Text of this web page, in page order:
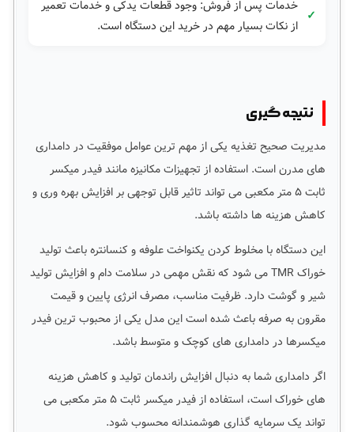
خدمات پس از فروش: وجود قطعات یدکی و خدمات تعمیر
از نکات بسیار مهم در خرید این دستگاه است.
نتیجه گیری
مدیریت صحیح تغذیه یکی از مهم ترین عوامل موفقیت در دامداری
های مدرن است. استفاده از تجهیزات مکانیزه مانند فیدر میکسر
ثابت ۵ متر مکعبی می تواند تاثیر قابل توجهی بر افزایش بهره وری و
کاهش هزینه ها داشته باشد.
این دستگاه با مخلوط کردن یکنواخت علوفه و کنسانتره باعث تولید
خوراک TMR می شود که نقش مهمی در سلامت دام و افزایش تولید
شیر و گوشت دارد. ظرفیت مناسب، مصرف انرژی پایین و قیمت
مقرون به صرفه باعث شده است این مدل یکی از محبوب ترین فیدر
میکسرها در دامداری های کوچک و متوسط باشد.
اگر دامداری شما به دنبال افزایش راندمان تولید و کاهش هزینه
های خوراک است، استفاده از فیدر میکسر ثابت ۵ متر مکعبی می
تواند یک سرمایه گذاری هوشمندانه محسوب شود.